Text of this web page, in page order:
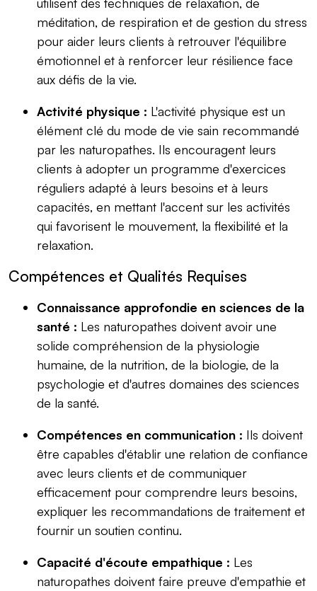
méditation, de respiration et de gestion du stress
pour aider leurs clients à retrouver l'équilibre
émotionnel et à renforcer leur résilience face
aux défis de la vie.
Activité physique : L'activité physique est un
élément clé du mode de vie sain recommandé
par les naturopathes. Ils encouragent leurs
clients à adopter un programme d'exercices
réguliers adapté à leurs besoins et à leurs
capacités, en mettant l'accent sur les activités
qui favorisent le mouvement, la flexibilité et la
relaxation.
Compétences et Qualités Requises
Connaissance approfondie en sciences de la
santé : Les naturopathes doivent avoir une
solide compréhension de la physiologie
humaine, de la nutrition, de la biologie, de la
psychologie et d'autres domaines des sciences
de la santé.
Compétences en communication : Ils doivent
être capables d'établir une relation de confiance
avec leurs clients et de communiquer
efficacement pour comprendre leurs besoins,
expliquer les recommandations de traitement et
fournir un soutien continu.
Capacité d'écoute empathique : Les
naturopathes doivent faire preuve d'empathie et